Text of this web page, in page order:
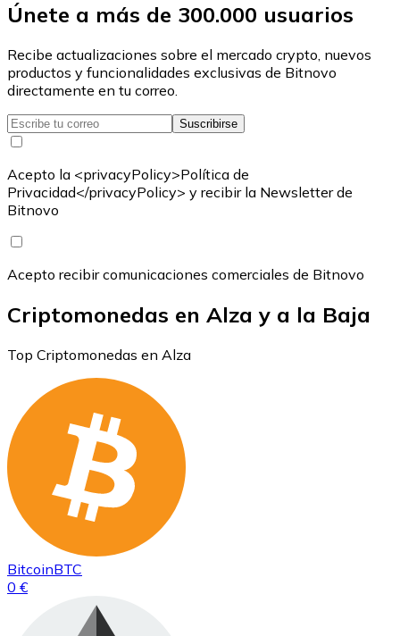
Únete a más de 300.000 usuarios
Recibe actualizaciones sobre el mercado crypto, nuevos
productos y funcionalidades exclusivas de Bitnovo
directamente en tu correo.
Suscribirse
Acepto la <privacyPolicy>Política de
Privacidad</privacyPolicy> y recibir la Newsletter de
Bitnovo
Acepto recibir comunicaciones comerciales de Bitnovo
Criptomonedas en Alza y a la Baja
Top Criptomonedas en Alza
BitcoinBTC
0 €